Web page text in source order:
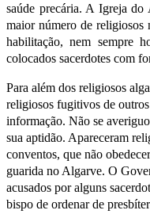
saúde precária. A Igreja
maior número de religiosos
habilitação, nem sempre
colocados sacerdotes com
Para além dos religiosos
religiosos fugitivos de
informação. Não se
sua aptidão. Apareceram
conventos, que não
guarida no Algarve. O
acusados por alguns
bispo de ordenar de